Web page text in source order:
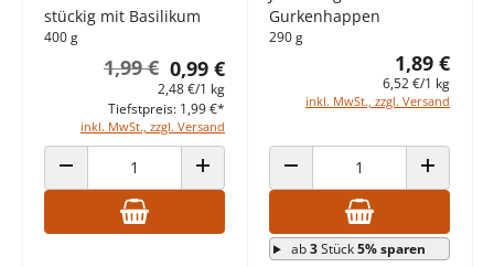
stückig mit Basilikum
400 g
0,99 €
1,99 €
2,48 €/1 kg
inkl. MwSt., zzgl. Versand
Tiefstpreis: 1,99 €*
ANZAHL VERRINGERN ANZAHL ERHÖHEN
Gurkenhappen
290 g
1,89 €
6,52 €/1 kg
inkl. MwSt., zzgl. Versand
ANZAHL VERRINGERN ANZAHL
ab3Stück5% sparen